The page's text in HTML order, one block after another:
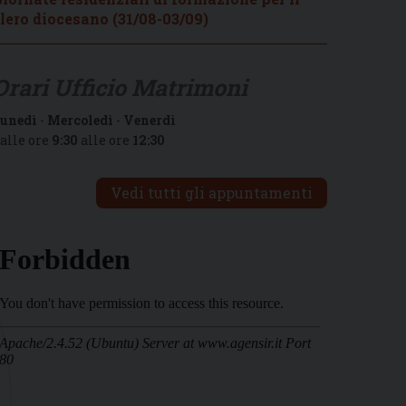
diocesano (31/08-03/09)
- Mercoledì - Venerdì
ore 9:30 alle ore 12:30
Vedi tutti gli appuntamenti